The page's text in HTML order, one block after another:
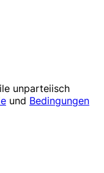
unparteiisch
und Bedingungen